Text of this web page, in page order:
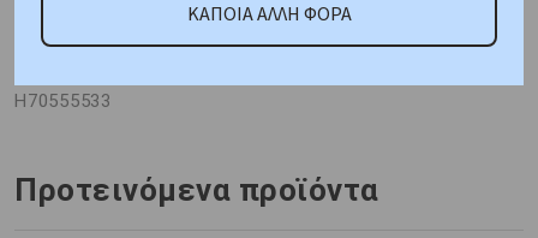
ΑΜΕΣΑ ΔΙΑΘΕΣΙΜΟ
H70555533
Προτεινόμενα προϊόντα
ΚΑΠΟΙΑ ΑΛΛΗ ΦΟΡΑ